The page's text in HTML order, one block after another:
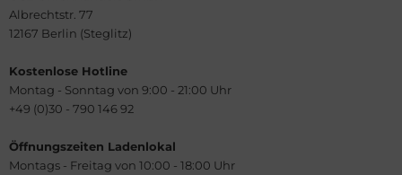
Albrechtstr. 77
12167 Berlin (Steglitz)
Kostenlose Hotline
Montag - Sonntag von 9:00 - 21:00 Uhr
+49 (0)30 - 790 146 92
Öffnungszeiten Ladenlokal
Montags - Freitag von 10:00 - 18:00 Uhr